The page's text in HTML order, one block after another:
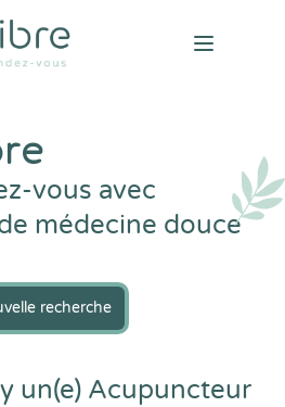
Open
vous avec
médecine douce
recherche
un(e) Acupuncteur